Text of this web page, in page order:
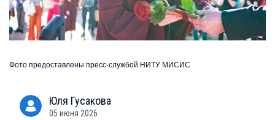
Фото предоставлены пресс-службой НИТУ МИСИС
Юля Гусакова
05 июня 2026